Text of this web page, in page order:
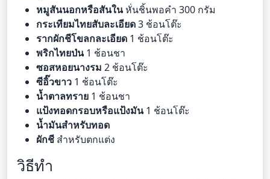
หมูสันนอกหรือสันในหั่นชิ้นพอคำ 300 กรัม
กระเทียมไทยสับละเอียด3 ช้อนโต๊ะ
รากผักชีโขลกละเอียด 1 ช้อนโต๊ะ
พริกไทยป่น1 ช้อนชา
ซอสหอยนางรม 2 ช้อนโต๊ะ
ซีอิ๊วขาว 1 ช้อนโต๊ะ
น้ำตาลทราย 1 ช้อนชา
แป้งทอดกรอบหรือแป้งมัน1 ช้อนโต๊ะ
น้ำมันสำหรับทอด
ผักชี สำหรับตกแต่ง
วิธีทำ